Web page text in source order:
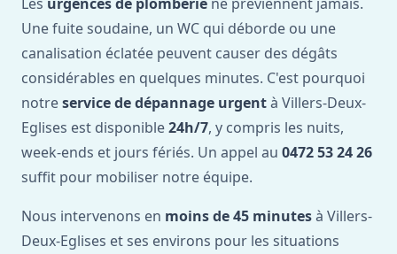
Une fuite soudaine, un WC qui déborde ou une
canalisation éclatée peuvent causer des dégâts
considérables en quelques minutes. C'est pourquoi
notreservice de dépannage urgentà Villers-Deux-
Eglises est disponible24h/7, y compris les nuits,
week-ends et jours fériés. Un appel au 0472 53 24 26
suffit pour mobiliser notre équipe.
Nous intervenons en moins de 45 minutesà Villers-
Deux-Eglises et ses environs pour les situations